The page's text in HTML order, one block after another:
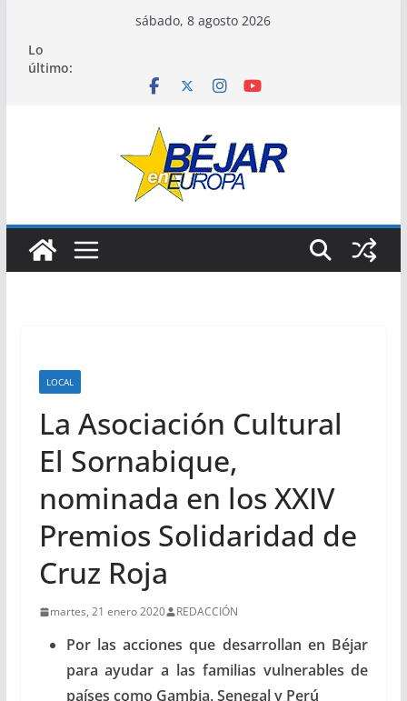
contenido
sábado, 8 agosto 2026
Lo
último:
LOCAL
La Asociación Cultural
El Sornabique,
nominada en los XXIV
Premios Solidaridad de
Cruz Roja
martes, 21 enero 2020 REDACCIÓN
Por las acciones que desarrollan en Béjar
para ayudar a las familias vulnerables de
países como Gambia, Senegal y Perú